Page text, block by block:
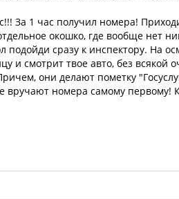
За 1 час получил номера!
окошко, где вообще нет
подойди сразу к инспектору. На
и смотрит твое авто, без всякой
они делают пометку
вручают номера самому первому!